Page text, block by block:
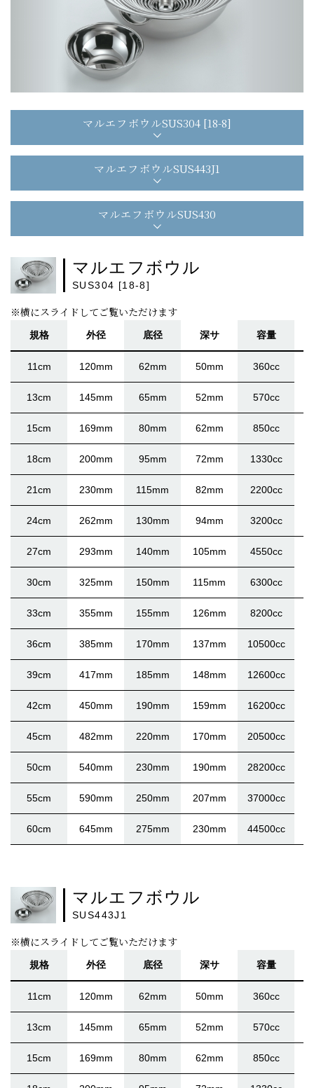
マルエフボウルSUS304 [18-8]
マルエフボウルSUS443J1
マルエフボウルSUS430
マルエフボウル
SUS304 [18-8]
※横にスライドしてご覧いただけます
規格 外径 底径 深サ 容量
11cm 120mm 62mm 50mm 360cc
13cm 145mm 65mm 52mm 570cc
15cm 169mm 80mm 62mm 850cc
18cm 200mm 95mm 72mm 1330cc
21cm 230mm 115mm 82mm 2200cc
24cm 262mm 130mm 94mm 3200cc
27cm 293mm 140mm 105mm 4550cc
30cm 325mm 150mm 115mm 6300cc
33cm 355mm 155mm 126mm 8200cc
36cm 385mm 170mm 137mm 10500cc
39cm 417mm 185mm 148mm 12600cc
42cm 450mm 190mm 159mm 16200cc
45cm 482mm 220mm 170mm 20500cc
50cm 540mm 230mm 190mm 28200cc
55cm 590mm 250mm 207mm 37000cc
60cm 645mm 275mm 230mm 44500cc
マルエフボウル
SUS443J1
※横にスライドしてご覧いただけます
規格 外径 底径 深サ 容量
11cm 120mm 62mm 50mm 360cc
13cm 145mm 65mm 52mm 570cc
15cm 169mm 80mm 62mm 850cc